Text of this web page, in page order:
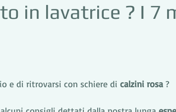
in lavatrice ? I 7
e di ritrovarsi con schiere di calzini rosa ?